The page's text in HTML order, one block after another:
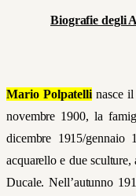
Biografie degli
Mario Polpatelli nasce
novembre 1900, la
dicembre 1915/
acquarello e due
Ducale. Nell’autunno